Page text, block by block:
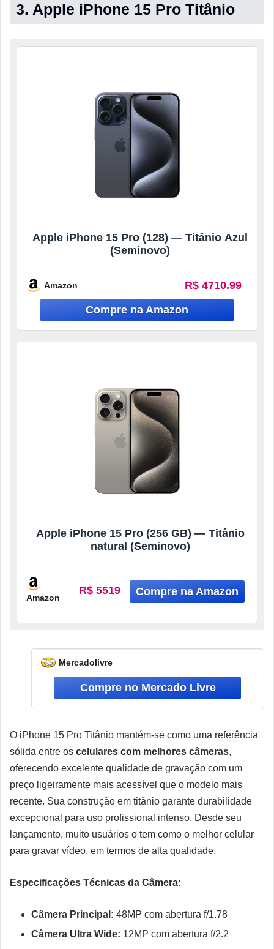
3. Apple iPhone 15 Pro Titânio
Apple iPhone 15 Pro (128) — Titânio Azul
(Seminovo)
Amazon R$ 4710.99
Apple iPhone 15 Pro (256 GB) — Titânio
natural (Seminovo)
Amazon
R$ 5519
Mercadolivre
O iPhone 15 Pro Titânio mantém-se como uma referência
sólida entre os celulares com melhores câmeras,
oferecendo excelente qualidade de gravação com um
preço ligeiramente mais acessível que o modelo mais
recente. Sua construção em titânio garante durabilidade
excepcional para uso profissional intenso. Desde seu
lançamento, muito usuários o tem como o melhor celular
para gravar vídeo, em termos de alta qualidade.
Especificações Técnicas da Câmera:
Câmera Principal: 48MP com abertura f/1.78
Câmera Ultra Wide: 12MP com abertura f/2.2